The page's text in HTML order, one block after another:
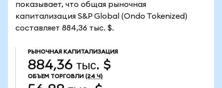
показывает, что общая рыночная
капитализация S&P Global (Ondo Tokenized)
составляет 884,36 тыс. $.
РЫНОЧНАЯ КАПИТАЛИЗАЦИЯ
884,36 тыс. $
ОБЪЕМ ТОРГОВЛИ (24 Ч)